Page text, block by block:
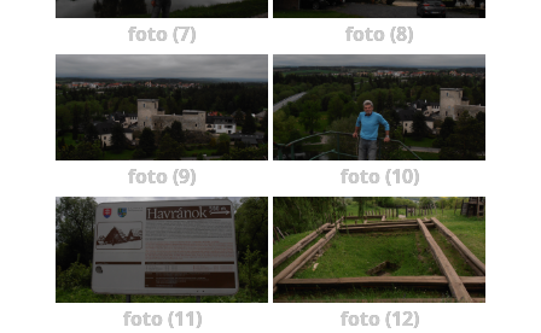
foto (7) foto (8)
foto (9) foto (10)
foto (11) foto (12)